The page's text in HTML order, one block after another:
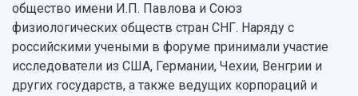
общество имени И.П. Павлова и Союз
физиологических обществ стран СНГ. Наряду с
российскими учеными в форуме принимали участие
исследователи из США, Германии, Чехии, Венгрии и
других государств, а также ведущих корпораций и